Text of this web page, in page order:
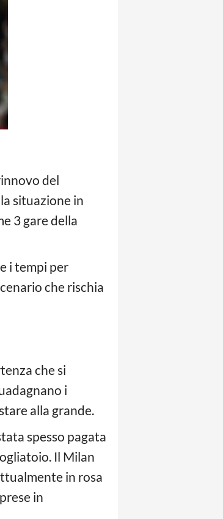
del
situazione in
3 gare della
i tempi per
che rischia
che si
i
alla grande.
spesso pagata
Il Milan
in rosa
in